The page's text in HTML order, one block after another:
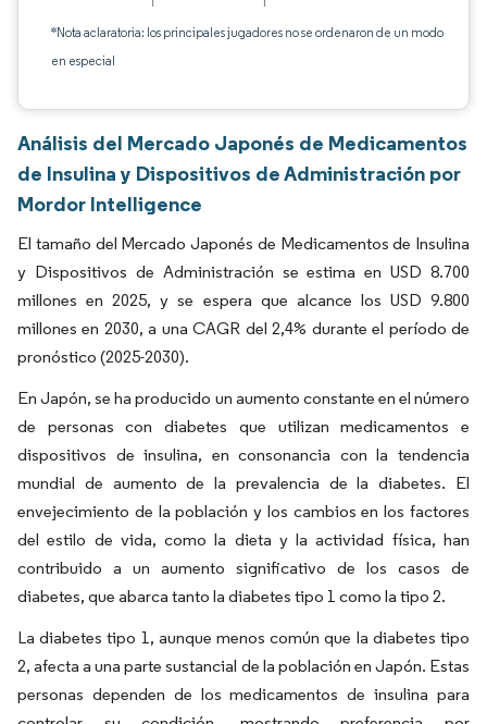
*Nota aclaratoria: los principales jugadores no se ordenaron de un modo
en especial
Análisis del Mercado Japonés de Medicamentos
de Insulina y Dispositivos de Administración por
Mordor Intelligence
El tamaño del Mercado Japonés de Medicamentos de Insulina
y Dispositivos de Administración se estima en USD 8.700
millones en 2025, y se espera que alcance los USD 9.800
millones en 2030, a una CAGR del 2,4% durante el período de
pronóstico (2025-2030).
En Japón, se ha producido un aumento constante en el número
de personas con diabetes que utilizan medicamentos e
dispositivos de insulina, en consonancia con la tendencia
mundial de aumento de la prevalencia de la diabetes. El
envejecimiento de la población y los cambios en los factores
del estilo de vida, como la dieta y la actividad física, han
contribuido a un aumento significativo de los casos de
diabetes, que abarca tanto la diabetes tipo 1 como la tipo 2.
La diabetes tipo 1, aunque menos común que la diabetes tipo
2, afecta a una parte sustancial de la población en Japón. Estas
personas dependen de los medicamentos de insulina para